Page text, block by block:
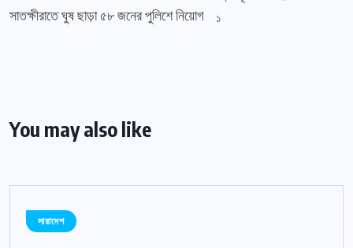
সাতক্ষীরাতে ঘুষ ছাড়া ৫৮ জনের পুলিশে নিয়োগ
You may also like
সারাদেশ